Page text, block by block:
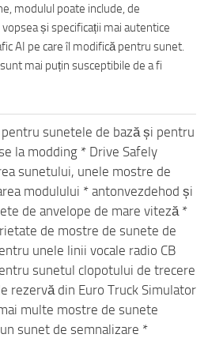
modulul poate include, de
și specificații mai autentice
AI pe care îl modifică pentru sunet.
mai puțin susceptibile de a fi
pentru sunetele de bază și pentru
la modding * Drive Safely
sunetului, unele mostre de
modulului * antonvezdehod și
de anvelope de mare viteză *
de mostre de sunete de
unele linii vocale radio CB
sunetul clopotului de trecere
rezervă din Euro Truck Simulator
multe mostre de sunete
sunet de semnalizare *